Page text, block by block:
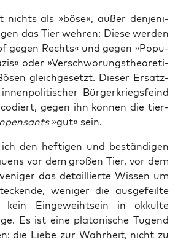
nichts als »böse«, außer den­je­ni­
das Tier weh­ren: Die­se wer­den
gegen Rechts« und gegen »Popu­
oder »Ver­schwö­rungs­theo­re­ti­
gleich­ge­setzt. Die­ser Ersatz­
Bür­ger­kriegs­feind
gegen ihn kön­nen die tier­
»gut« sein.
den hef­ti­gen und bestän­di­gen
vor dem gro­ßen Tier, vor dem
das detail­lier­te Wis­sen um
weni­ger die aus­ge­feil­te
kein Ein­ge­weiht­sein in okkul­te
Es ist eine pla­to­ni­sche Tugend
die Lie­be zur Wahr­heit, nicht zu